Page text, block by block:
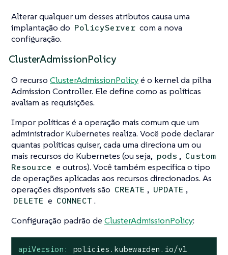
Alterar qualquer um desses atributos causa uma
implantação do PolicyServer com a nova
configuração.
ClusterAdmissionPolicy
O recurso ClusterAdmissionPolicyé o kernel da pilha
Admission Controller. Ele define como as políticas
avaliam as requisições.
Impor políticas é a operação mais comum que um
administrador Kubernetes realiza. Você pode declarar
quantas políticas quiser, cada uma direciona um ou
mais recursos do Kubernetes (ou seja, pods , Custom
Resource e outros). Você também especifica o tipo
de operações aplicadas aos recursos direcionados. As
operações disponíveis são CREATE , UPDATE ,
DELETE e CONNECT .
Configuração padrão de ClusterAdmissionPolicy:
apiVersion:
policies.kubewarden.io/v1